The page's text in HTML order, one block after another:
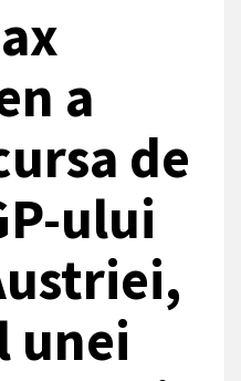
a
de
ului
unei